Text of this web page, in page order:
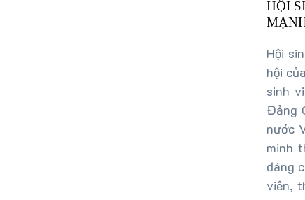
HỘI
Hội
hội
sinh
Đảng
nước
minh
đáng
viên,